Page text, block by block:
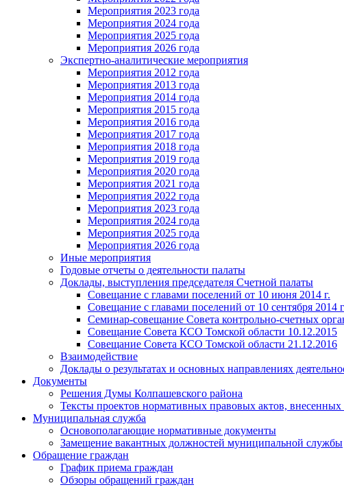
Мероприятия 2023 года
Мероприятия 2024 года
Мероприятия 2025 года
Мероприятия 2026 года
Экспертно-аналитические мероприятия
Мероприятия 2012 года
Мероприятия 2013 года
Мероприятия 2014 года
Мероприятия 2015 года
Мероприятия 2016 года
Мероприятия 2017 года
Мероприятия 2018 года
Мероприятия 2019 года
Мероприятия 2020 года
Мероприятия 2021 года
Мероприятия 2022 года
Мероприятия 2023 года
Мероприятия 2024 года
Мероприятия 2025 года
Мероприятия 2026 года
Иные мероприятия
Годовые отчеты о деятельности палаты
Доклады, выступления председателя Счетной палаты
Совещание с главами поселений от 10 июня 2014 г.
Совещание с главами поселений от 10 сентября 2014
Семинар-совещание Совета контрольно-счетных
Совещание Совета КСО Томской области 10.12.2015
Совещание Совета КСО Томской области 21.12.2016
Взаимодействие
Доклады о результатах и основных направлениях
Документы
Решения Думы Колпашевского района
Тексты проектов нормативных правовых актов,
Муниципальная служба
Основополагающие нормативные документы
Замещение вакантных должностей муниципальной службы
Обращение граждан
График приема граждан
Обзоры обращений граждан